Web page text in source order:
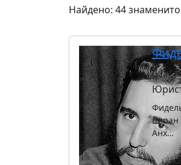
Найдено: 44
Дата
Биран
Анх…